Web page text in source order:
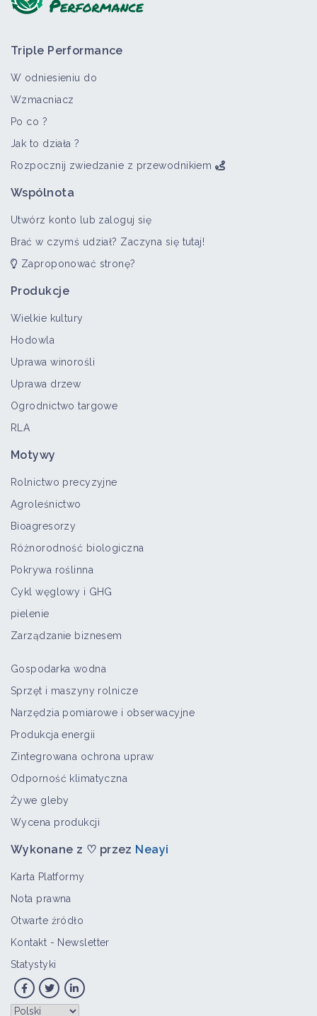
Triple Performance
W odniesieniu do
Wzmacniacz
Po co ?
Jak to działa ?
Rozpocznij zwiedzanie z przewodnikiem
Wspólnota
Utwórz konto lub zaloguj się
Brać w czymś udział? Zaczyna się tutaj!
Zaproponować stronę?
Produkcje
Wielkie kultury
Hodowla
Uprawa winorośli
Uprawa drzew
Ogrodnictwo targowe
RLA
Motywy
Rolnictwo precyzyjne
Agroleśnictwo
Bioagresorzy
Różnorodność biologiczna
Pokrywa roślinna
Cykl węglowy i GHG
pielenie
Zarządzanie biznesem
Gospodarka wodna
Sprzęt i maszyny rolnicze
Narzędzia pomiarowe i obserwacyjne
Produkcja energii
Zintegrowana ochrona upraw
Odporność klimatyczna
Żywe gleby
Wycena produkcji
Wykonane z ♡ przez Neayi
Karta Platformy
Nota prawna
Otwarte źródło
Kontakt - Newsletter
Statystyki